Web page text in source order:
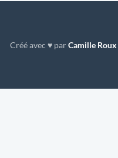
Créé avec ♥ parCamille Roux